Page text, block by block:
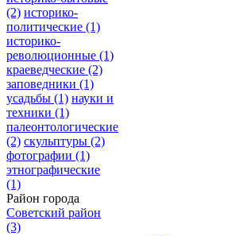
(2) историко-
политические (1)
историко-
революционные (1)
краеведческие (2)
заповедники (1)
усадьбы (1) науки и
техники (1)
палеонтологические
(2) скульптуры (2)
фотографии (1)
этнографические
(1)
Район города
Советский район
(3)